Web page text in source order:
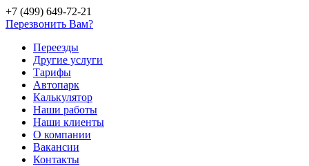
+7 (499) 649-72-21
Перезвонить Вам?
Переезды
Другие услуги
Тарифы
Автопарк
Калькулятор
Наши работы
Наши клиенты
О компании
Вакансии
Контакты